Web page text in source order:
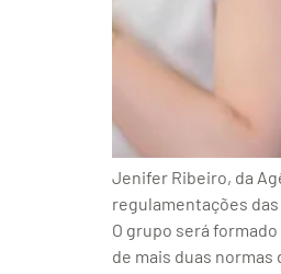
Jenifer Ribeiro, da
regulamentações
O grupo será
de mais duas